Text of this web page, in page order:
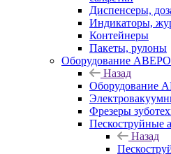
Диспенсеры,
Индикаторы,
Контейнеры
Пакеты, рулоны
Оборудование
Назад
Оборудование
Фрезеры
Пескоструйные
Назад